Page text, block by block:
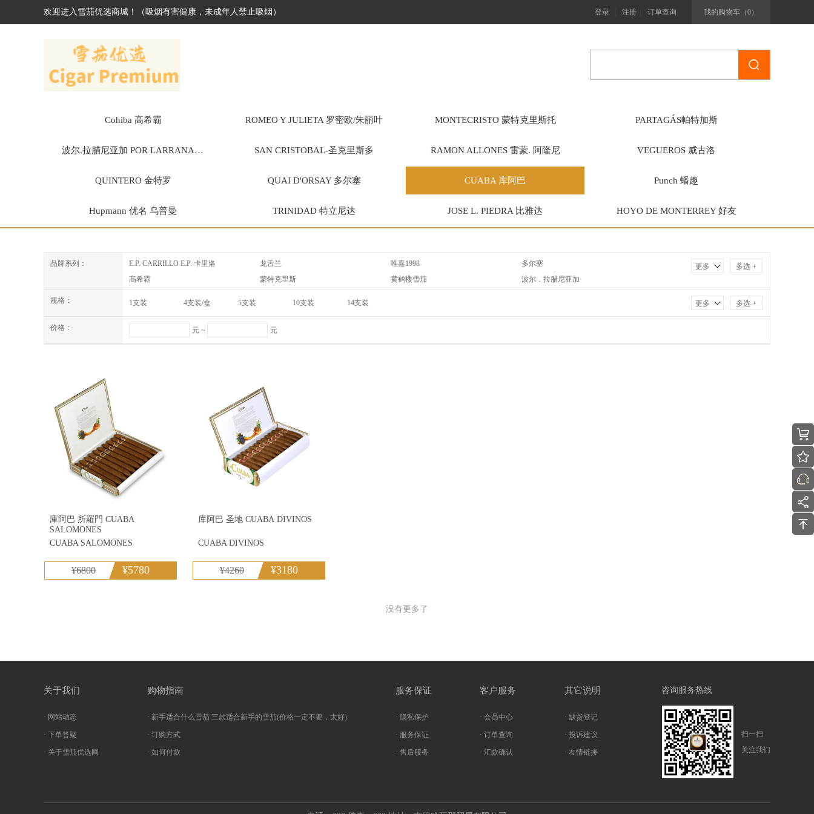
欢迎进入雪茄优选商城！（吸烟有害健康，未成年人禁止吸烟） 登录 注册 订单查询 我的购物车（0）
Cohiba 高希霸 ROMEO Y JULIETA 罗密欧/朱丽叶 MONTECRISTO 蒙特克里斯托 PARTAGÁS帕特加斯
波尔.拉腊尼亚加 POR LARRANAGA SAN CRISTOBAL-圣克里斯多 RAMON ALLONES 雷蒙. 阿隆尼 VEGUEROS 威古洛
QUINTERO 金特罗 QUAI D'ORSAY 多尔塞 CUABA 库阿巴 Punch 蟠趣
Hupmann 优名 乌普曼 TRINIDAD 特立尼达 JOSE L. PIEDRA 比雅达 HOYO DE MONTERREY 好友
品牌系列： E.P. CARRILLO E.P. 卡里洛 龙舌兰 唯嘉1998
多尔塞
高希霸
蒙特克里斯 黄鹤楼雪茄
波尔．拉腊尼亚加
麦克纽杜
CAO
库阿巴
金特罗 威古洛
唯佳 VF
王冠雪茄
更多 多选 +
规格： 1支装 4支装/盒 5支装 10支装
14支装
20支装
12支/盒装 25支装 3*3/9/盒
3支/盒
60支/1套
24支/盒
12盒/条 21支/盒 3*5/15支
16支装
更多 多选 +
价格： 元 ~ 元
庫阿巴 所羅門 CUABA
SALOMONES
CUABA SALOMONES
¥6800 ¥5780
库阿巴 圣地 CUABA DIVINOS
CUABA DIVINOS
¥4260 ¥3180
没有更多了
关于我们
· 网站动态
· 下单答疑
· 关于雪茄优选网
购物指南
· 新手适合什么雪茄 三款适合新手的雪茄(价格一定不要，太好)
· 订购方式
· 如何付款
服务保证
· 隐私保护
· 服务保证
· 售后服务
客户服务
· 会员中心
· 订单查询
· 汇款确认
其它说明
· 缺货登记
· 投诉建议
· 友情链接
咨询服务热线
扫一扫
关注我们